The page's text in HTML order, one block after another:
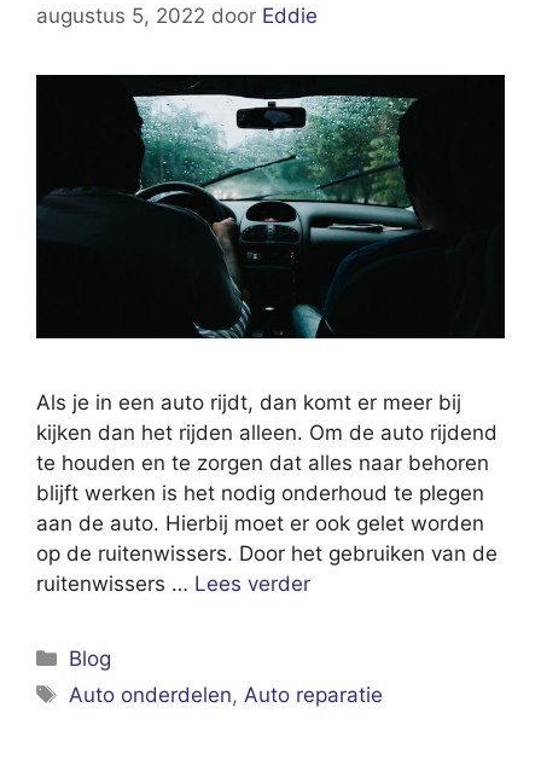
augustus 5, 2022 door Eddie
Als je in een auto rijdt, dan komt er meer bij
kijken dan het rijden alleen. Om de auto rijdend
te houden en te zorgen dat alles naar behoren
blijft werken is het nodig onderhoud te plegen
aan de auto. Hierbij moet er ook gelet worden
op de ruitenwissers. Door het gebruiken van de
ruitenwissers … Lees verder
Categorieën
Blog
Tags
Auto onderdelen,Auto reparatie